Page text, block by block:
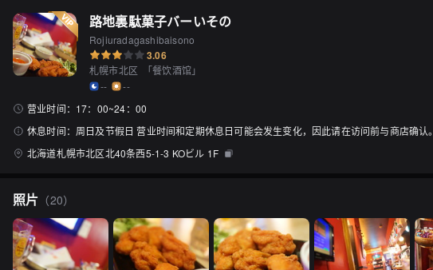
路地裏駄菓子バーいその
Rojiuradagashibaisono
3.06
札幌市北区 「餐饮酒馆」
--
--
营业时间： 17：00~24：00
休息时间： 周日及节假日 营业时间和定期休息日可能会发生变化，因此请在访问前与商店确认。
北海道札幌市北区北40条西5-1-3 KOビル 1F
照片 （20）